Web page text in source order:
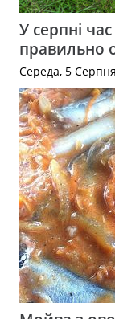
У серпні
правильно
Середа, 5